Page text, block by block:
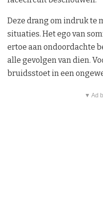
Deze drang om indruk te
situaties. Het ego van
ertoe aan ondoordachte
alle gevolgen van dien.
bruidsstoet in een
▼ Ad